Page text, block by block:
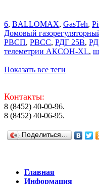
6, BALLOMAX, GasTeh,
Домовый
РВСП, РВСС, РДГ 25В,
телеметрии АКСОН-XL,
Показать все теги
Контакты:
8 (8452) 40-00-96.
8 (8452) 40-06-95.
Поделиться…
Главная
Информация